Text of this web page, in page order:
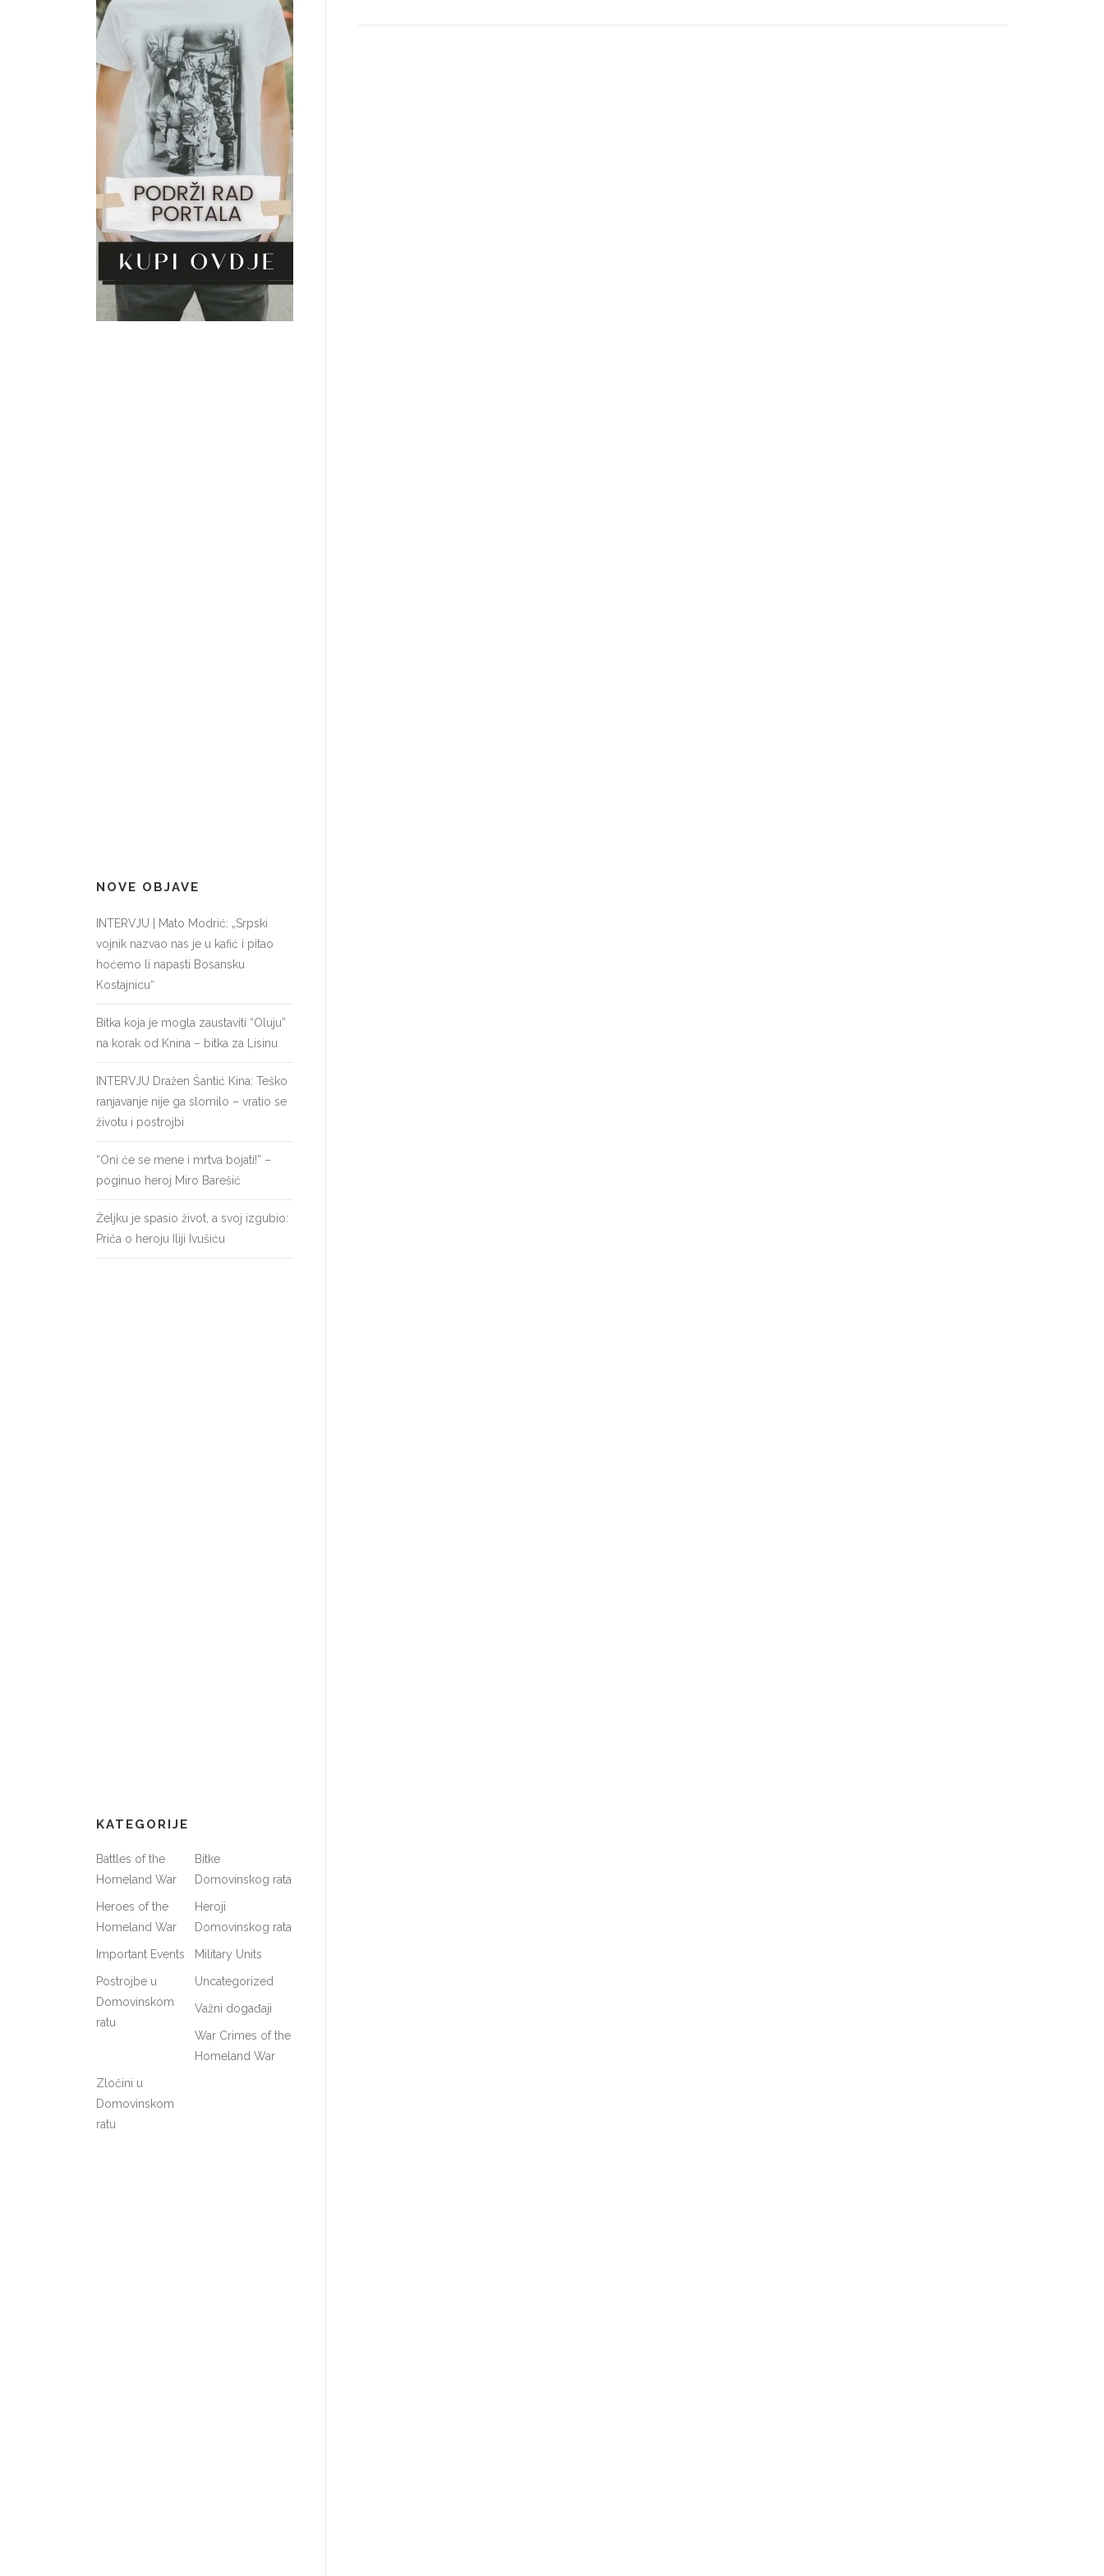
NOVE OBJAVE
INTERVJU | Mato Modrić: „Srpski
vojnik nazvao nas je u kafić i pitao
hoćemo li napasti Bosansku
Kostajnicu“
Bitka koja je mogla zaustaviti “Oluju”
na korak od Knina – bitka za Lisinu
INTERVJU Dražen Šantić Kina: Teško
ranjavanje nije ga slomilo – vratio se
životu i postrojbi
“Oni će se mene i mrtva bojati!” –
poginuo heroj Miro Barešić
Željku je spasio život, a svoj izgubio:
Priča o heroju Iliji Ivušiću
KATEGORIJE
Battles of the
Homeland War
Bitke
Domovinskog rata
Heroes of the
Homeland War
Heroji
Domovinskog rata
Important Events Military Units
Postrojbe u
Domovinskom
ratu
Uncategorized
Važni događaji
War Crimes of the
Homeland War
Zločini u
Domovinskom
ratu